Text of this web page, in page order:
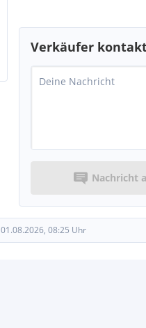
Verkäufer
Nachricht
01.08.2026, 08:25 Uhr